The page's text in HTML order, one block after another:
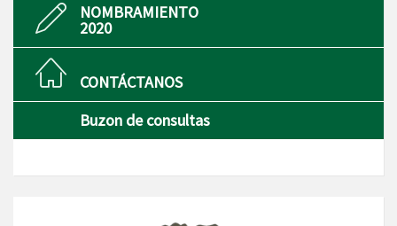
NOMBRAMIENTO
2020
CONTÁCTANOS
Buzon de consultas